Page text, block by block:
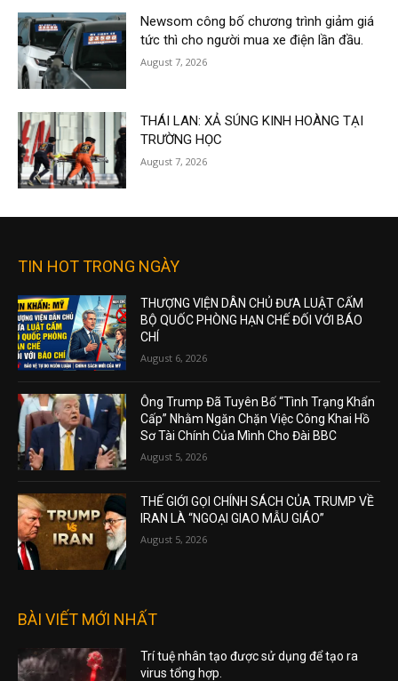
Newsom công bố chương trình giảm giá
tức thì cho người mua xe điện lần đầu.
August 7, 2026
THÁI LAN: XẢ SÚNG KINH HOÀNG TẠI
TRƯỜNG HỌC
August 7, 2026
TIN HOT TRONG NGÀY
THƯỢNG VIỆN DÂN CHỦ ĐƯA LUẬT CẤM
BỘ QUỐC PHÒNG HẠN CHẾ ĐỐI VỚI BÁO
CHÍ
August 6, 2026
Ông Trump Đã Tuyên Bố “Tình Trạng Khẩn
Cấp” Nhằm Ngăn Chặn Việc Công Khai Hồ
Sơ Tài Chính Của Mình Cho Đài BBC
August 5, 2026
THẾ GIỚI GỌI CHÍNH SÁCH CỦA TRUMP VỀ
IRAN LÀ “NGOẠI GIAO MẪU GIÁO”
August 5, 2026
BÀI VIẾT MỚI NHẤT
Trí tuệ nhân tạo được sử dụng để tạo ra
virus tổng hợp.